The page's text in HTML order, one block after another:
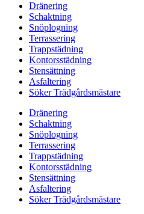
Dränering
Schaktning
Snöplogning
Terrassering
Trappstädning
Kontorsstädning
Stensättning
Asfaltering
Söker Trädgårdsmästare
Dränering
Schaktning
Snöplogning
Terrassering
Trappstädning
Kontorsstädning
Stensättning
Asfaltering
Söker Trädgårdsmästare